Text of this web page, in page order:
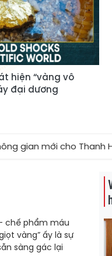
hiện “vàng vô
đại dương
cho Thanh Hóa
chế phẩm máu
vàng” ấy là sự
sàng gác lại